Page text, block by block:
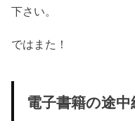
下さい。
ではまた！
電子書籍の途